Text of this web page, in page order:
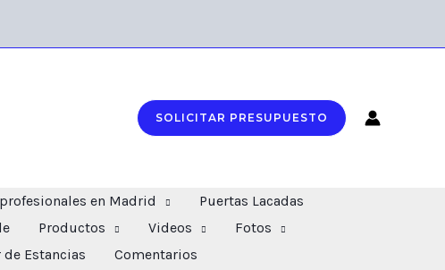
SOLICITAR PRESUPUESTO
en Madrid
Puertas Lacadas
Productos Videos
Fotos
Estancias
Comentarios